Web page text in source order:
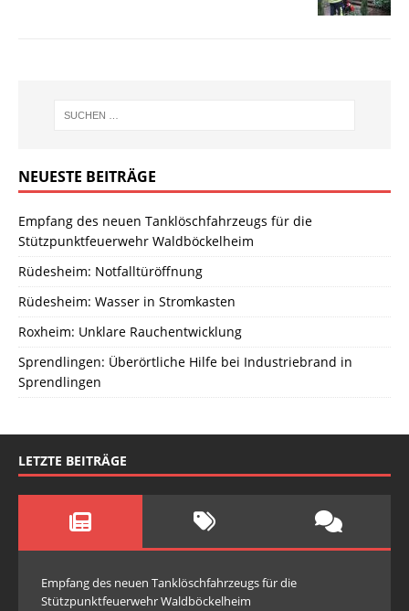
NEUESTE BEITRÄGE
Empfang des neuen Tanklöschfahrzeugs für die
Stützpunktfeuerwehr Waldböckelheim
Rüdesheim: Notfalltüröffnung
Rüdesheim: Wasser in Stromkasten
Roxheim: Unklare Rauchentwicklung
Sprendlingen: Überörtliche Hilfe bei Industriebrand in
Sprendlingen
LETZTE BEITRÄGE
Empfang des neuen Tanklöschfahrzeugs für die
Stützpunktfeuerwehr Waldböckelheim